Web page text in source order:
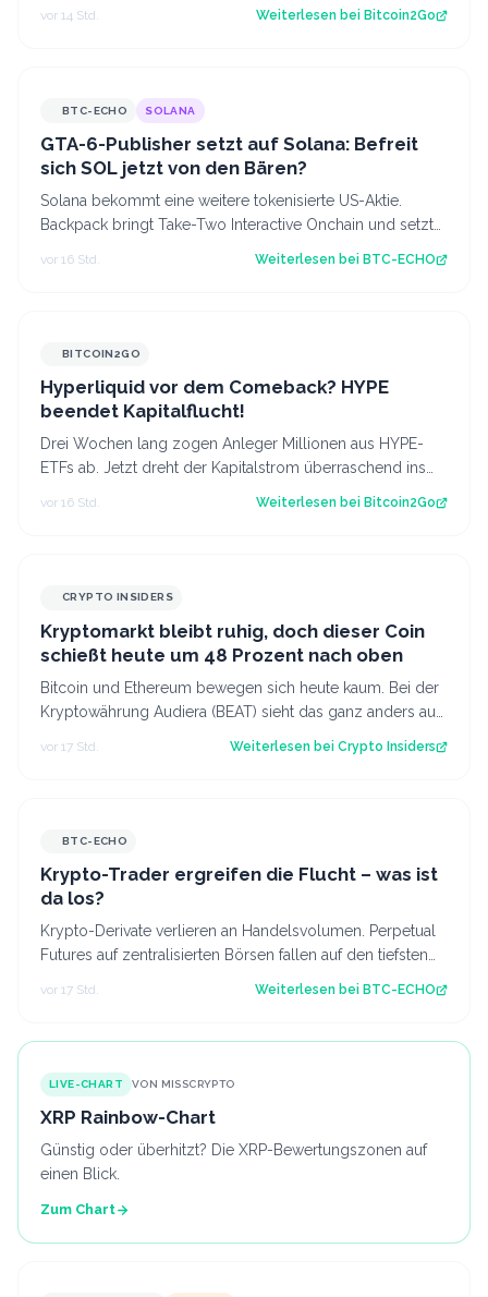
vor 14 Std. Weiterlesen bei Bitcoin2Go
BTC-ECHO SOLANA
GTA-6-Publisher setzt auf Solana: Befreit
sich SOL jetzt von den Bären?
Solana bekommt eine weitere tokenisierte US-Aktie.
Backpack bringt Take-Two Interactive Onchain und setzt
vor 16 Std. Weiterlesen bei BTC-ECHO
BITCOIN2GO
Hyperliquid vor dem Comeback? HYPE
beendet Kapitalflucht!
Drei Wochen lang zogen Anleger Millionen aus HYPE-
ETFs ab. Jetzt dreht der Kapitalstrom überraschend ins
Plus. Für Hyperliquid könnte damit…
vor 16 Std. Weiterlesen bei Bitcoin2Go
CRYPTO INSIDERS
Kryptomarkt bleibt ruhig, doch dieser Coin
schießt heute um 48 Prozent nach oben
Bitcoin und Ethereum bewegen sich heute kaum. Bei der
Kryptowährung Audiera (BEAT) sieht das ganz anders aus:
vor 17 Std. Weiterlesen bei Crypto Insiders
BTC-ECHO
Krypto-Trader ergreifen die Flucht – was ist
da los?
Krypto-Derivate verlieren an Handelsvolumen. Perpetual
Futures auf zentralisierten Börsen fallen auf den tiefsten
vor 17 Std. Weiterlesen bei BTC-ECHO
LIVE-CHART VON MISSCRYPTO
XRP Rainbow-Chart
Günstig oder überhitzt? Die XRP-Bewertungszonen auf
einen Blick.
Zum Chart